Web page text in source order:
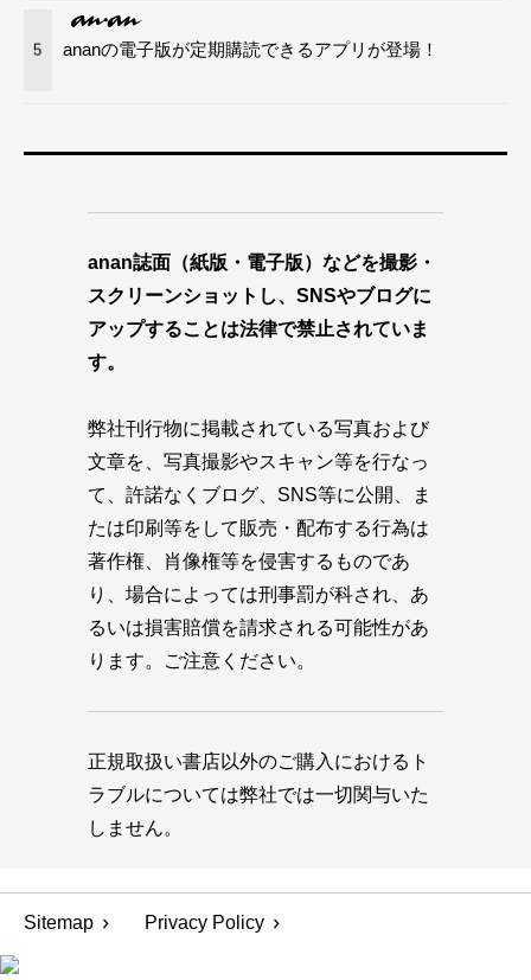
5 ananの電子版が定期購読できるアプリが登場！
anan誌面（紙版・電子版）などを撮影・
スクリーンショットし、SNSやブログに
アップすることは法律で禁止されていま
す。
弊社刊行物に掲載されている写真および
文章を、写真撮影やスキャン等を行なっ
て、許諾なくブログ、SNS等に公開、ま
たは印刷等をして販売・配布する行為は
著作権、肖像権等を侵害するものであ
り、場合によっては刑事罰が科され、あ
るいは損害賠償を請求される可能性があ
ります。ご注意ください。
正規取扱い書店以外のご購入におけるト
ラブルについては弊社では一切関与いた
しません。
Sitemap Privacy Policy